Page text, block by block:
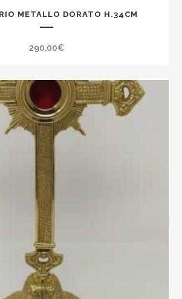
METALLO DORATO H.34CM
290,00€